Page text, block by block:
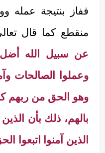
ففاز بنتيجة عمله
منقطع كما قال
عن سبيل الله أضل
وعملوا الصالحات
وهو الحق من ربهم
بالهم، ذلك بأن
الذين آمنوا